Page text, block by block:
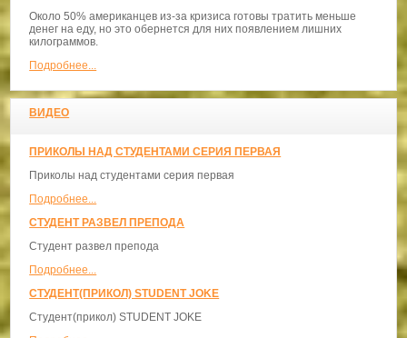
Около 50% американцев из-за кризиса готовы тратить меньше
денег на еду, но это обернется для них появлением лишних
килограммов.
Подробнее...
ВИДЕО
ПРИКОЛЫ НАД СТУДЕНТАМИ СЕРИЯ ПЕРВАЯ
Приколы над студентами серия первая
Подробнее...
СТУДЕНТ РАЗВЕЛ ПРЕПОДА
Студент развел препода
Подробнее...
СТУДЕНТ(ПРИКОЛ) STUDENT JOKE
Студент(прикол) STUDENT JOKE